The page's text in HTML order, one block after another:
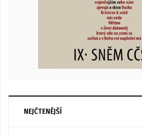
NEJČTENĚJŠÍ